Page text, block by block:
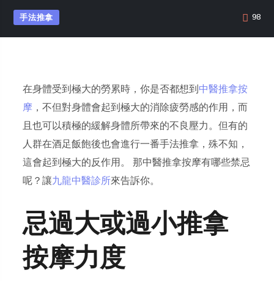
手法推拿 98
在身體受到極大的勞累時，你是否都想到中醫推拿按
摩 ，不但對身體會起到極大的消除疲勞感的作用，而
且也可以積極的緩解身體所帶來的不良壓力。但有的
人群在酒足飯飽後也會進行一番手法推拿，殊不知，
這會起到極大的反作用。 那中醫推拿按摩有哪些禁忌
呢？讓九龍中醫診所來告訴你。
忌過大或過小推拿
按摩力度